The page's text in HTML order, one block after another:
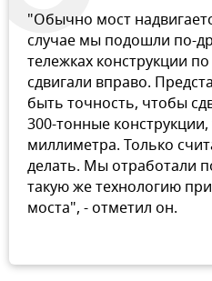
"Обычно мост
случае мы подошли по-
тележках конструкции
сдвигали вправо.
быть точность, чтобы
300-тонные
миллиметра. Только
делать. Мы отработали
такую же технологию
моста", - отметил он.